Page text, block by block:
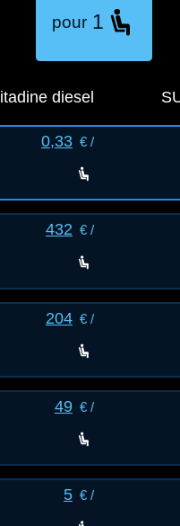
pour 1
diesel
0,33 € /
432 € /
204 € /
49 € /
5 € /